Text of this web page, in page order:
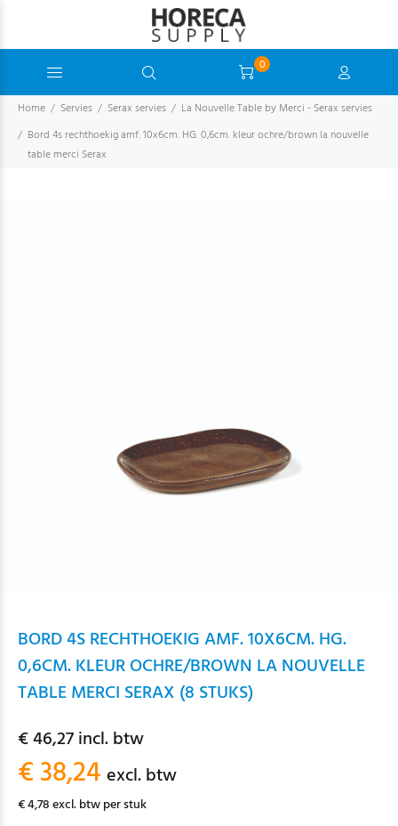
0
Home Servies Serax servies
La Nouvelle Table by Merci - Serax servies
Bord 4s rechthoekig amf. 10x6cm. HG. 0,6cm. kleur ochre/brown la nouvelle
table merci Serax
BORD 4S RECHTHOEKIG AMF. 10X6CM. HG.
0,6CM. KLEUR OCHRE/BROWN LA NOUVELLE
TABLE MERCI SERAX (8 STUKS)
€ 46,27 incl. btw
€ 38,24 excl. btw
€ 4,78 excl. btw per stuk